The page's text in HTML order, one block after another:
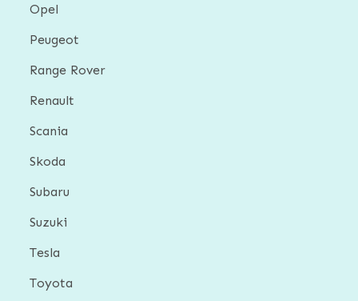
Opel
Peugeot
Range Rover
Renault
Scania
Skoda
Subaru
Suzuki
Tesla
Toyota